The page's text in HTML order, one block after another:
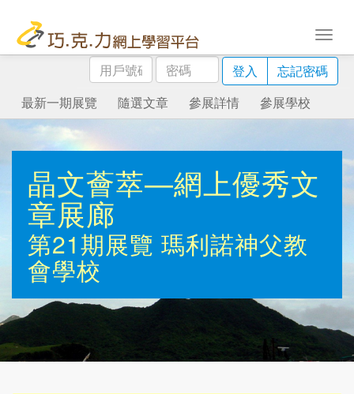
用
戶
號
碼
密
碼
登入
忘記密碼
最新一期展覽
隨選文章 參展詳情 參展學校
晶文薈萃—網上優秀文
章展廊
第21期展覽 瑪利諾神父教
會學校